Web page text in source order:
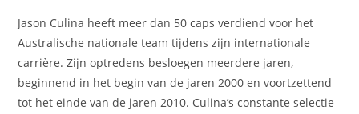
Jason Culina heeft meer dan 50 caps verdiend voor het
Australische nationale team tijdens zijn internationale
carrière. Zijn optredens besloegen meerdere jaren,
beginnend in het begin van de jaren 2000 en voortzettend
tot het einde van de jaren 2010. Culina’s constante selectie